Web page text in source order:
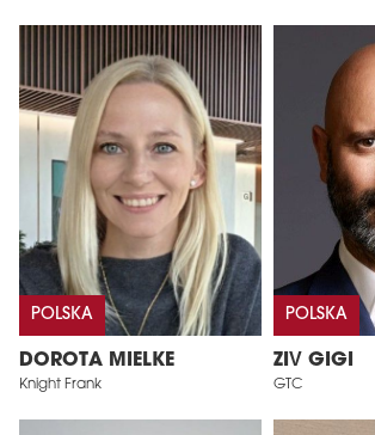
POLSKA
DOROTA MIELKE
Knight Frank
POLSKA
ZIV GIGI
GTC